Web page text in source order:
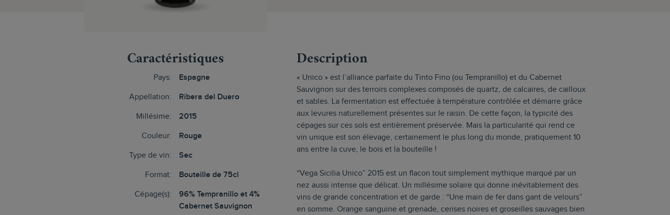
Caractéristiques
Pays: Espagne
Appellation: Ribera del Duero
Millésime: 2015
Couleur: Rouge
Type de vin: Sec
Format: Bouteille de 75cl
Cépage(s):
96% Tempranillo et 4%
Cabernet Sauvignon
Description
« Unico » est l’alliance parfaite du Tinto Fino (ou Tempranillo) et du Cabernet
Sauvignon sur des terroirs complexes composés de quartz, de calcaires, de cailloux
et sables. La fermentation est effectuée à température contrôlée et démarre grâce
aux levures naturellement présentes sur le raisin. De cette façon, la typicité des
cépages sur ces sols est entièrement préservée. Mais la particularité qui rend ce
vin unique est son élevage, certainement le plus long du monde, pratiquement 10
ans entre la cuve, le bois et la bouteille !
“Vega Sicilia Unico” 2015 est un flacon tout simplement mythique marqué par un
nez aussi intense que délicat. Un millésime solaire qui donne inévitablement des
vins de grande concentration et de garde : “Une main de fer dans gant de velours”
en somme. Orange sanguine et grenade, cerises noires et groseilles sauvages bien